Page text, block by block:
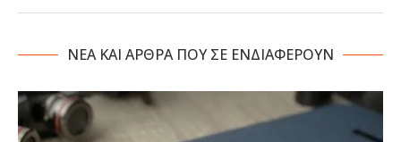
NΕΑ ΚΑΙ ΑΡΘΡΑ ΠΟΥ ΣΕ ΕΝΔΙΑΦΕΡΟΥΝ